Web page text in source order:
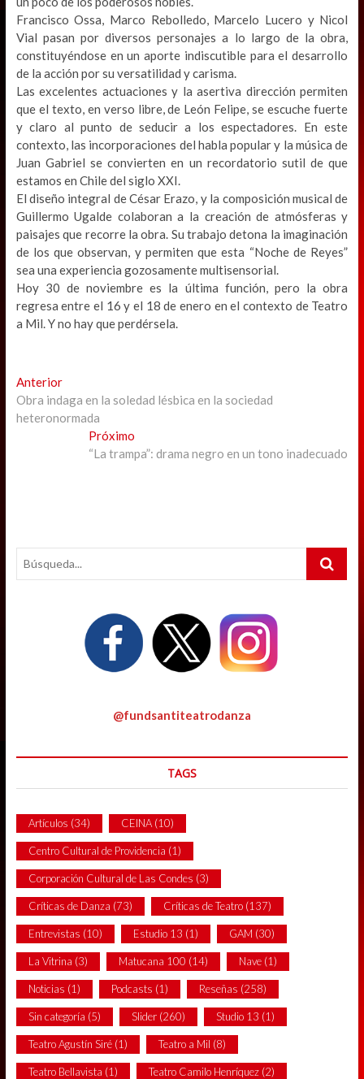
Francisco Ossa, Marco Rebolledo, Marcelo Lucero y Nicol
Vial pasan por diversos personajes a lo largo de la obra,
constituyéndose en un aporte indiscutible para el desarrollo
de la acción por su versatilidad y carisma.
Las excelentes actuaciones y la asertiva dirección permiten
que el texto, en verso libre, de León Felipe, se escuche fuerte
y claro al punto de seducir a los espectadores. En este
contexto, las incorporaciones del habla popular y la música de
Juan Gabriel se convierten en un recordatorio sutil de que
estamos en Chile del siglo XXI.
El diseño integral de César Erazo, y la composición musical de
Guillermo Ugalde colaboran a la creación de atmósferas y
paisajes que recorre la obra. Su trabajo detona la imaginación
de los que observan, y permiten que esta “Noche de Reyes”
sea una experiencia gozosamente multisensorial.
Hoy 30 de noviembre es la última función, pero la obra
regresa entre el 16 y el 18 de enero en el contexto de Teatro
a Mil. Y no hay que perdérsela.
Navegación
de
entradas
AnteriorPrevious
post:
Obra indaga en la soledad lésbica en la sociedad
heteronormada
Próximo
post:
“La trampa”: drama negro en un tono inadecuado
Search
@fundsantiteatrodanza
TAGS
Artículos (34) CEINA(10)
Centro Cultural de Providencia (1)
Corporación Cultural de Las Condes (3)
Críticas de Danza (73) Críticas de Teatro(137)
Entrevistas (10) Estudio 13 (1) GAM (30)
La Vitrina (3) Matucana 100 (14) Nave(1)
Noticias (1) Podcasts (1) Reseñas (258)
Sin categoría (5) Slider(260) Studio 13 (1)
Teatro Agustín Siré(1) Teatro a Mil (8)
Teatro Bellavista (1) Teatro Camilo Henríquez(2)